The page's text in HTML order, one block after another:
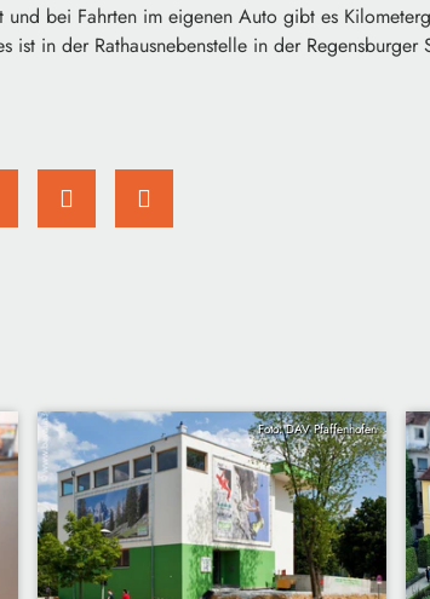
bei Fahrten im eigenen Auto gibt es
ist in der Rathausnebenstelle in der Regensburger
Foto: DAV Pfaffenhofen